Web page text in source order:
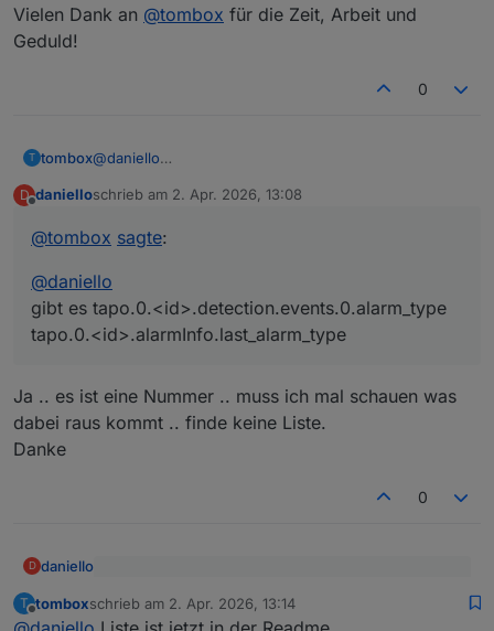
Vielen Dank an @tombox für die Zeit, Arbeit und
Geduld!
0
T tombox@daniello
tapo.0.<id>.alarmInfo.last_alarm_type
D danielloschrieb am 2. Apr. 2026, 13:08
zuletzt editiert von
@tombox sagte:
@daniello
gibt es tapo.0.<id>.detection.events.0.alarm_type
tapo.0.<id>.alarmInfo.last_alarm_type
Ja .. es ist eine Nummer .. muss ich mal schauen was
dabei raus kommt .. finde keine Liste.
Danke
0
D daniello
@daniello
Ja .. es ist eine Nummer .. muss ich mal schauen was
T
Offline
tomboxschrieb am 2. Apr. 2026, 13:14
zuletzt editiert von